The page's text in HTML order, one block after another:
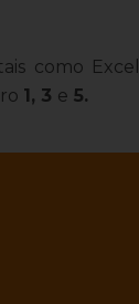
como
1, 3 e 5.